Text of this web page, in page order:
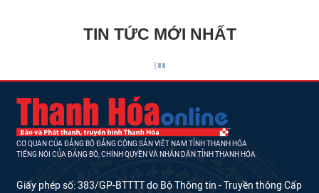
TIN TỨC MỚI NHẤT
CƠ QUAN CỦA ĐẢNG BỘ ĐẢNG CỘNG SẢN VIỆT NAM TỈNH THANH HÓA
TIẾNG NÓI CỦA ĐẢNG BỘ, CHÍNH QUYỀN VÀ NHÂN DÂN TỈNH THANH HÓA
Giấy phép số: 383/GP-BTTTT do Bộ Thông tin - Truyền thông Cấp